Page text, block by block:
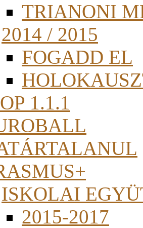
TRIANONI
2014 / 2015
FOGADD EL
1.1.1
ISKOLAI
2015-2017